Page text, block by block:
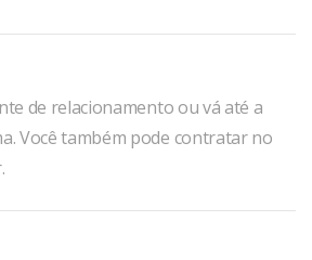
de relacionamento ou vá até a
Você também pode contratar no